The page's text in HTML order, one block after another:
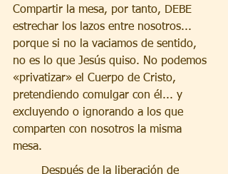
Compartir la mesa, por tanto, DEBE
estrechar los lazos entre nosotros...
porque si no la vaciamos de sentido,
no es lo que Jesús quiso. No podemos
«privatizar» el Cuerpo de Cristo,
pretendiendo comulgar con él... y
excluyendo o ignorando a los que
comparten con nosotros la misma
mesa.